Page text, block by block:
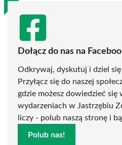
Dołącz do nas na
Odkrywaj, dyskutuj i dziel
Przyłącz się do naszej
gdzie możesz dowiedzieć się
wydarzeniach w Jastrzębiu
liczy - polub naszą stronę i
Polub nas!